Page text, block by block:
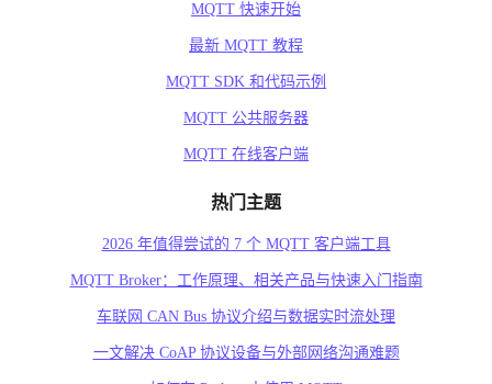
MQTT 快速开始
最新 MQTT 教程
MQTT SDK 和代码示例
MQTT 公共服务器
MQTT 在线客户端
热门主题
2026 年值得尝试的 7 个 MQTT 客户端工具
MQTT Broker：工作原理、相关产品与快速入门指南
车联网 CAN Bus 协议介绍与数据实时流处理
一文解决 CoAP 协议设备与外部网络沟通难题